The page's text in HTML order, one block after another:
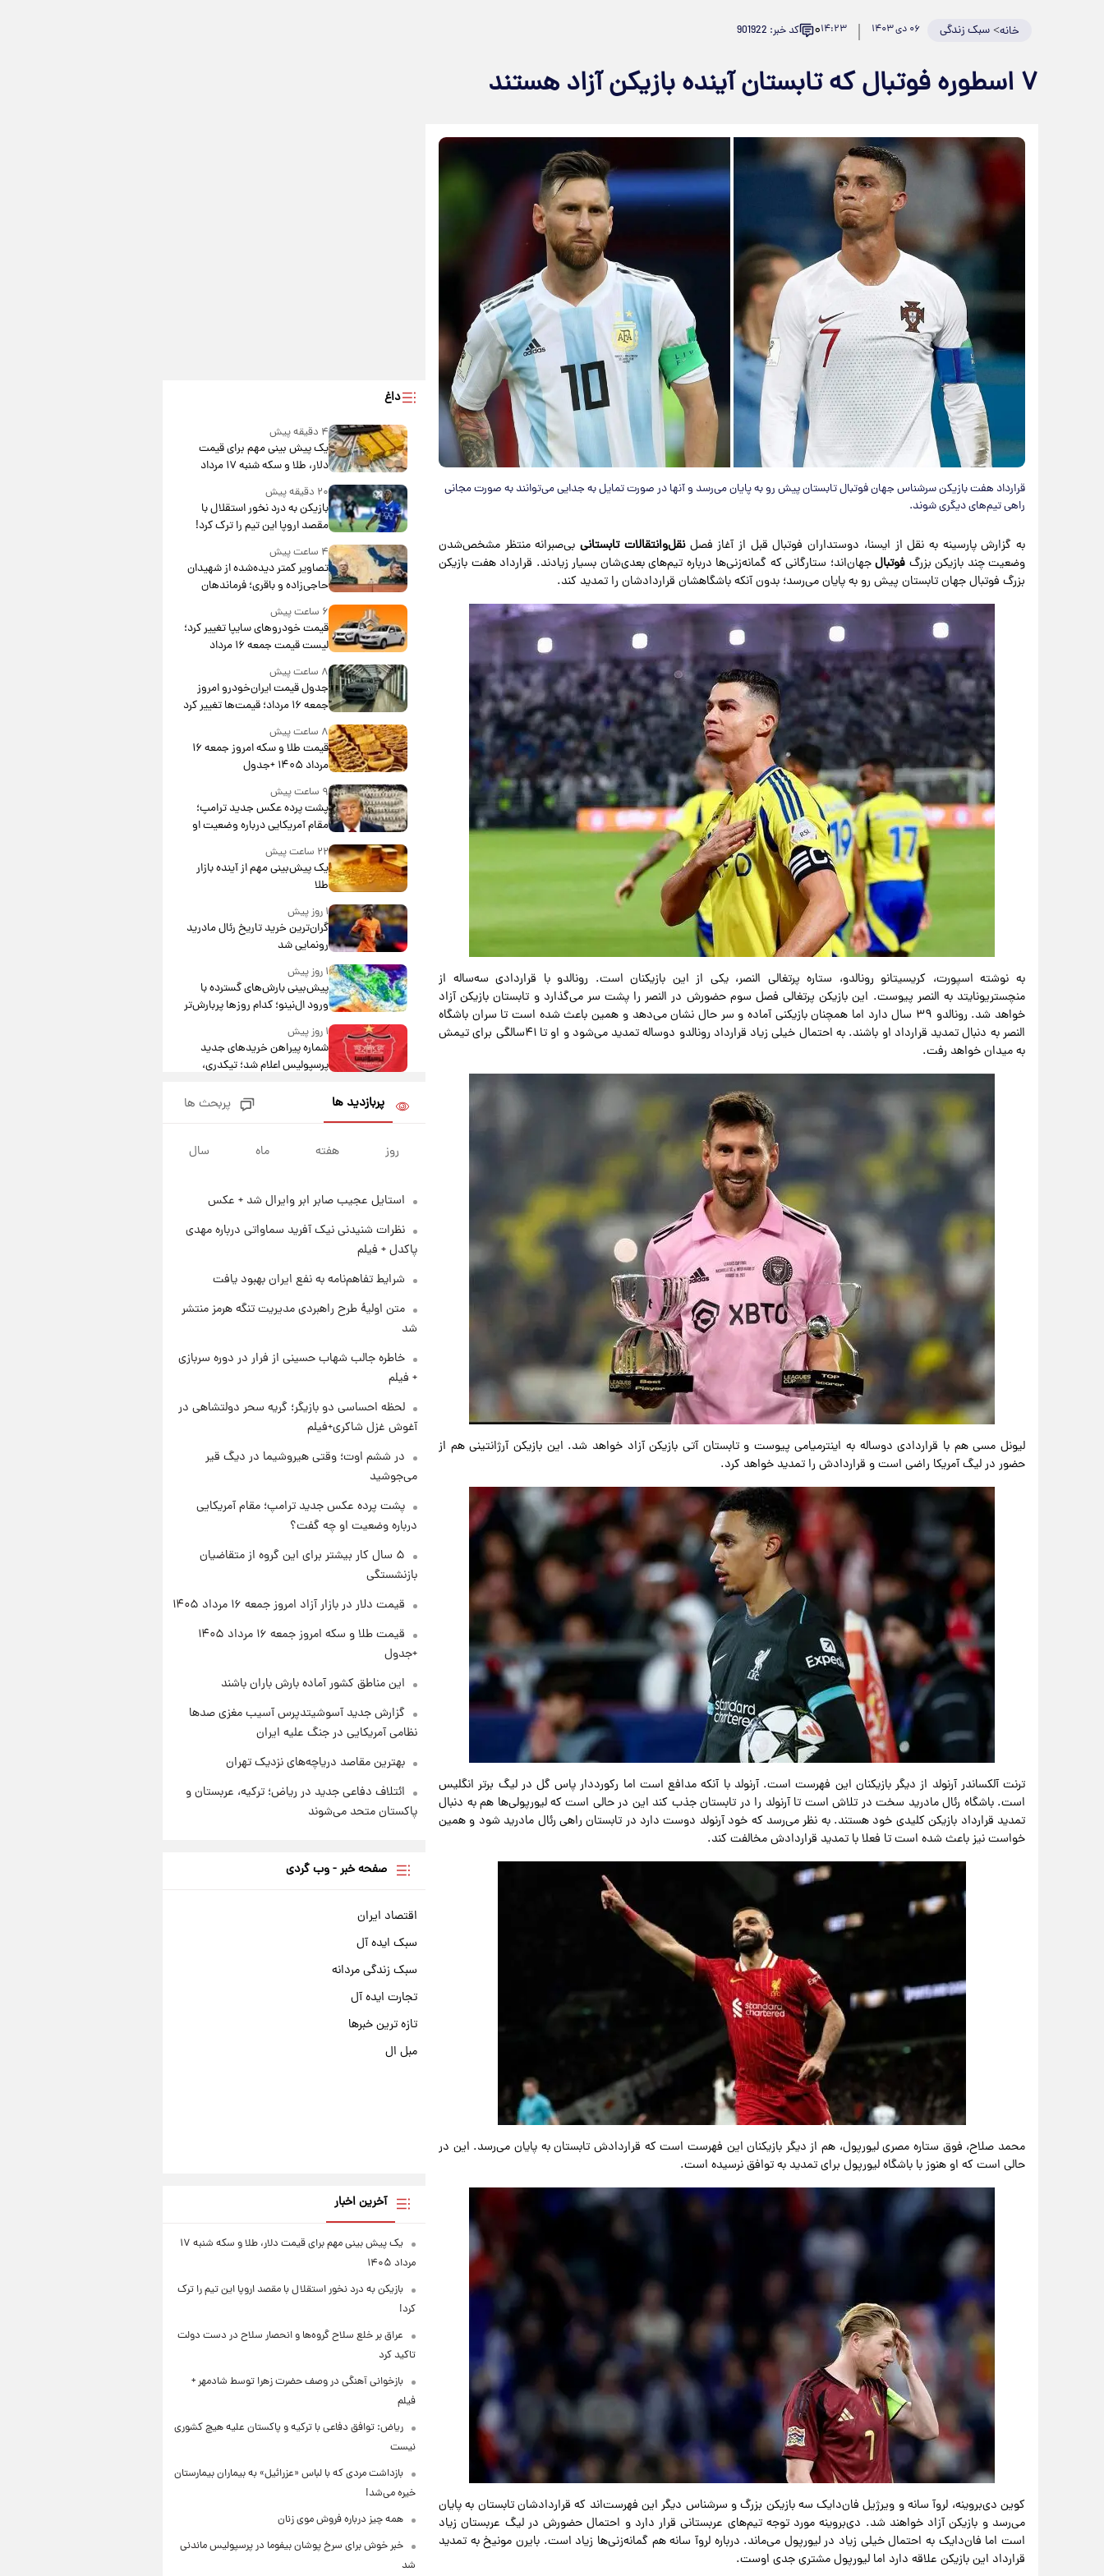
خانه>سبک زندگی ۰۶ دی ۱۴۰۳ ۱۴:۲۳۰ کد خبر: 901922
۷ اسطوره فوتبال که تابستان آینده بازیکن آزاد هستند
قرارداد هفت بازیکن سرشناس جهان فوتبال تابستان پیش رو به پایان می‌رسد و آنها در صورت تمایل به جدایی می‌توانند به صورت مجانی
راهی تیم‌های دیگری شوند.
به گزارش پارسینه به نقل از ایسنا، دوستداران فوتبال قبل از آغاز فصلنقل‌وانتقالات تابستانیبی‌صبرانه منتظر مشخص‌شدن
وضعیت چند بازیکن بزرگ فوتبالجهان‌اند؛ ستارگانی که گمانه‌زنی‌ها درباره تیم‌‌های بعدی‌شان بسیار زیادند. قرارداد هفت بازیکن
بزرگ فوتبال جهان تابستان پیش رو به پایان می‌رسد؛ بدون آنکه باشگاهشان قراردادشان را تمدید کند.
به نوشته اسپورت، کریسیتانو رونالدو، ستاره پرتغالی النصر، یکی از این بازیکنان است. رونالدو با قراردادی سه‌ساله از
منچستریونایتد به النصر پیوست. این بازیکن پرتغالی فصل سوم حضورش در النصر را پشت سر می‌گذارد و تابستان بازیکن آزاد
خواهد شد. رونالدو ۳۹ سال دارد اما همچنان بازیکنی آماده و سر حال نشان می‌دهد و همین باعث شده است تا سران باشگاه
النصر به دنبال تمدید قرارداد او باشند. به احتمال خیلی زیاد قرارداد رونالدو دوساله تمدید می‌شود و او تا ۴۱سالگی برای تیمش
به میدان خواهد رفت.
لیونل مسی هم با قراردادی دوساله به اینترمیامی پیوست و تابستان آتی بازیکن آزاد خواهد شد. این بازیکن آرژانتینی هم از
حضور در لیگ آمریکا راضی است و قراردادش را تمدید خواهد کرد.
ترنت آلکساندر آرنولد از دیگر بازیکنان این فهرست است. آرنولد با آنکه مدافع است اما رکورددار پاس گل در لیگ برتر انگلیس
است. باشگاه رئال مادرید سخت در تلاش است تا آرنولد را در تابستان جذب کند این در حالی است که لیورپولی‌ها هم به دنبال
تمدید قرارداد بازیکن کلیدی خود هستند. به نظر می‌رسد که خود آرنولد دوست دارد در تابستان راهی رئال مادرید شود و همین
خواست نیز باعث شده است تا فعلا با تمدید قراردادش مخالفت کند.
محمد صلاح، فوق ستاره مصری لیورپول، هم از دیگر بازیکنان این فهرست است که قراردادش تابستان به پایان می‌رسد. این در
حالی است که او هنوز با باشگاه لیورپول برای تمدید به توافق نرسیده است.
کوین دی‌بروینه، لروآ سانه و ویرژیل فان‌دایک سه بازیکن بزرگ و سرشناس دیگر این فهرست‌اند که قراردادشان تابستان به پایان
می‌رسد و بازیکن آزاد خواهند شد. دی‌بروینه مورد توجه تیم‌های عربستانی قرار دارد و احتمال حضورش در لیگ عربستان زیاد
است اما فان‌دایک به احتمال خیلی زیاد در لیورپول می‌ماند. درباره لروآ سانه هم گمانه‌زنی‌ها زیاد است. بایرن مونیخ به تمدید
قرارداد این بازیکن علاقه دارد اما لیورپول مشتری جدی اوست.
داغ
۴ دقیقه پیش
یک پیش ‌بینی مهم برای قیمت
دلار، طلا و سکه شنبه ۱۷ مرداد
۱۴۰۵
۲۰ دقیقه پیش
بازیکن به درد نخور استقلال با
مقصد اروپا این تیم را ترک کرد!
۴ ساعت پیش
تصاویر کمتر دیده‌شده از شهیدان
حاجی‌زاده و باقری؛ فرماندهان
شهید هوافضای ایران
۶ ساعت پیش
قیمت خودروهای سایپا تغییر کرد؛
لیست قیمت جمعه ۱۶ مرداد
۸ ساعت پیش
جدول قیمت ایران‌خودرو امروز
جمعه ۱۶ مرداد؛ قیمت‌ها تغییر کرد
۸ ساعت پیش
قیمت طلا و سکه امروز جمعه ۱۶
مرداد ۱۴۰۵ +جدول
۹ ساعت پیش
پشت پرده عکس جدید ترامپ؛
مقام آمریکایی درباره وضعیت او
۲۲ ساعت پیش
یک پیش‌بینی مهم از آینده بازار
طلا
۱ روز پیش
گران‌ترین خرید تاریخ رئال مادرید
رونمایی شد
۱ روز پیش
پیش‌بینی بارش‌های گسترده با
ورود ال‌نینو؛ کدام روزها پربارش‌تر
خواهند بود؟
۱ روز پیش
شماره پیراهن خریدهای جدید
پرسپولیس اعلام شد؛ تیکدری،
جزئیات فعال‌سازی «کیف پول
ایران» اعلام شد+فیلم
۱ روز پیش
۱۵ مرداد ۱۴۰۵ +جدول
قیمت طلا و سکه امروز پنجشنبه
شارژ جدید کالابرگ برای سه
دهک؛ جزئیات اعلام شد
پربازدید ها پربحث ها
روز هفته ماه سال
استایل عجیب صابر ابر وایرال شد + عکس
نظرات شنیدنی نیک آفرید سماواتی درباره مهدی
پاکدل + فیلم
شرایط تفاهم‌نامه به نفع ایران بهبود یافت
متن اولیۀ طرح راهبردی مدیریت تنگه هرمز منتشر
شد
خاطره جالب شهاب حسینی از فرار در دوره سربازی
+ فیلم
لحظه احساسی دو بازیگر؛ گریه سحر دولتشاهی در
آغوش غزل شاکری+فیلم
در ششم اوت؛ وقتی هیروشیما در دیگ قیر
می‌جوشید
پشت پرده عکس جدید ترامپ؛ مقام آمریکایی
درباره وضعیت او چه گفت؟
۵ سال کار بیشتر برای این گروه از متقاضیان
بازنشستگی
قیمت دلار در بازار آزاد امروز جمعه ۱۶ مرداد ۱۴۰۵
قیمت طلا و سکه امروز جمعه ۱۶ مرداد ۱۴۰۵
+جدول
این مناطق کشور آماده بارش باران باشند
گزارش جدید آسوشیتدپرس آسیب مغزی صدها
نظامی آمریکایی در جنگ علیه ایران
بهترین مقاصد دریاچه‌های نزدیک تهران
ائتلاف دفاعی جدید در ریاض؛ ترکیه، عربستان و
پاکستان متحد می‌شوند
صفحه خبر - وب گردی
اقتصاد ایران
سبک ایده آل
سبک زندگی مردانه
تجارت ایده آل
تازه ترین خبرها
مبل ال
آخرین اخبار
یک پیش ‌بینی مهم برای قیمت دلار، طلا و سکه شنبه ۱۷
مرداد ۱۴۰۵
بازیکن به درد نخور استقلال با مقصد اروپا این تیم را ترک
کرد!
عراق بر خلع سلاح گروه‌ها و انحصار سلاح در دست دولت
تاکید کرد
بازخوانی آهنگی در وصف حضرت زهرا توسط شادمهر +
فیلم
ریاض: توافق دفاعی با ترکیه و پاکستان علیه هیچ کشوری
نیست
بازداشت مردی که با لباس «عزرائیل» به بیماران بیمارستان
خیره می‌شد!
همه چیز درباره فروش موی زنان
خبر خوش برای سرخ پوشان بیفوما در پرسپولیس ماندنی
شد